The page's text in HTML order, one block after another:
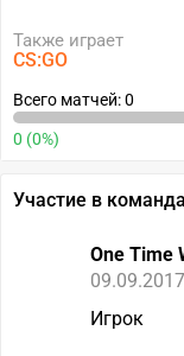
Также играет
CS:GO
Всего матчей: 0
0 (0%)
Участие в
One Time
Игрок